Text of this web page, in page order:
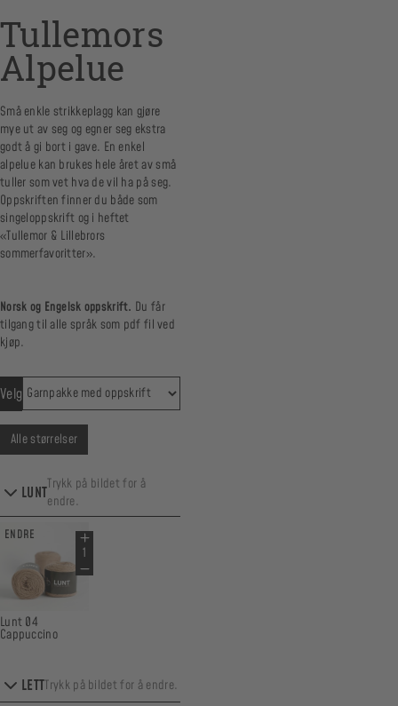
Tullemors
Alpelue
Små enkle strikkeplagg kan gjøre
mye ut av seg og egner seg ekstra
godt å gi bort i gave. En enkel
alpelue kan brukes hele året av små
tuller som vet hva de vil ha på seg.
Oppskriften finner du både som
singeloppskrift og i heftet
«Tullemor & Lillebrors
sommerfavoritter».
Norsk og Engelsk oppskrift. Du får
tilgang til alle språk som pdf fil ved
kjøp.
Velg
Alle størrelser
LUNTTrykk på bildet for å
endre.
ENDRE
Lunt 04
Cappuccino
LETTTrykk på bildet for å endre.